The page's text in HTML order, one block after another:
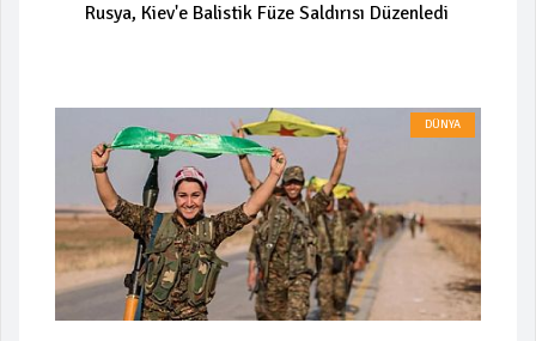
Rusya, Kiev'e Balistik Füze Saldırısı Düzenledi
DÜNYA